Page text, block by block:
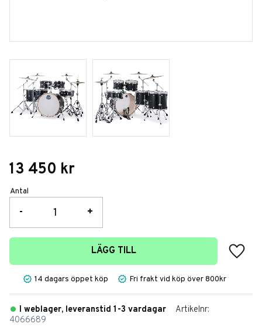
13 450 kr
Antal
+
-
LÄGG TILL
Lägg
14 dagars öppet köp Fri frakt vid köp över 800kr
I weblager, leveranstid 1-3 vardagar
Artikelnr
4066689